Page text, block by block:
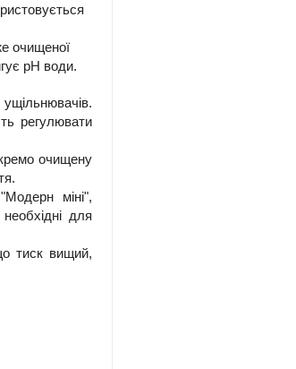
очищеної
pH води.
ущільнювачів.
регулювати
очищену
міні",
для
тиск вищий,